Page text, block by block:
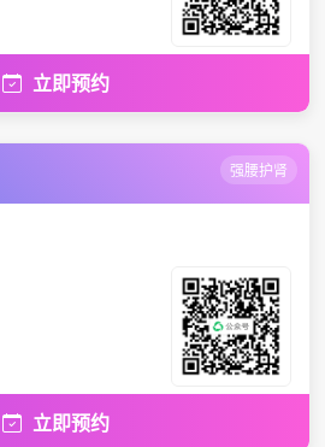
立即预约
强腰护肾
立即预约